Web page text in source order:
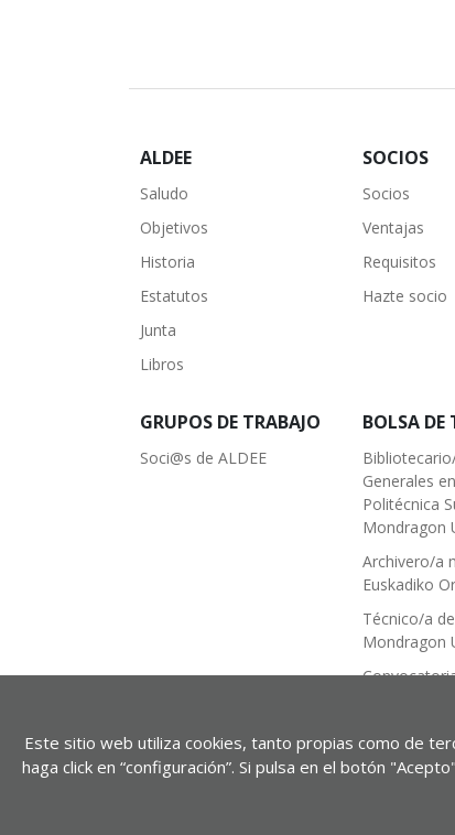
ALDEE
Saludo
Objetivos
Historia
Estatutos
Junta
Libros
SOCIOS
Socios
Ventajas
Requisitos
Hazte socio
GRUPOS DE TRABAJO
Soci@s de ALDEE
BOLSA DE
Generales
Politécnica
Mondragon
Archivero/a
Euskadiko
Técnico/a
Mondragon
Técnico
Notada
Este sitio web utiliza cookies, tanto propias como de
haga click en “configuración”. Si pulsa en el botón